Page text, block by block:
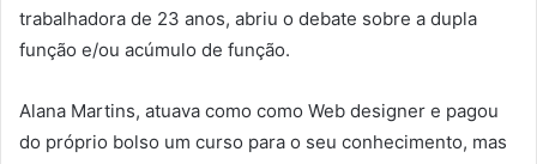
trabalhadora de 23 anos, abriu o debate sobre a dupla
função e/ou acúmulo de função.
Alana Martins, atuava como como Web designer e pagou
do próprio bolso um curso para o seu conhecimento, mas